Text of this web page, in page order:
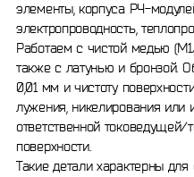
элементы, корпуса РЧ-
электропроводность,
Работаем с чистой медью
также с латунью и бронзой.
0,01 мм и чистоту
лужения, никелирования или
ответственной
поверхности.
Такие детали характерны для